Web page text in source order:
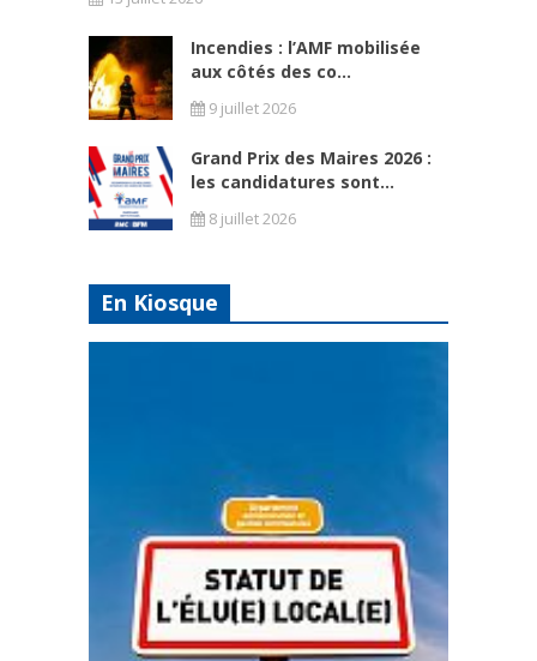
Incendies : l’AMF mobilisée
aux côtés des co...
9 juillet 2026
Grand Prix des Maires 2026 :
les candidatures sont...
8 juillet 2026
En Kiosque